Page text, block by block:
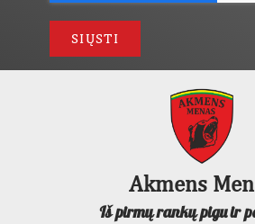
SIŲSTI
Akmens
Iš pirmų rankų pigu ir